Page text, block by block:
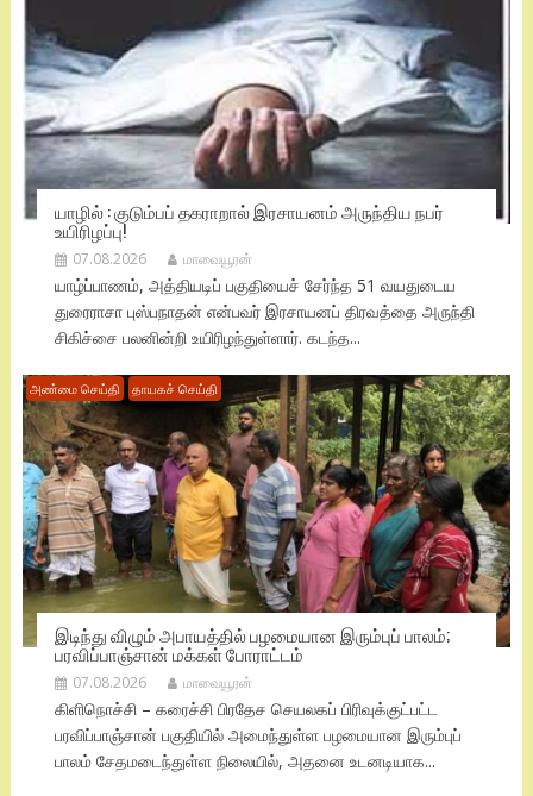
யாழில் : குடும்பப் தகராறால் இரசாயனம் அருந்திய நபர்
உயிரிழப்பு!
07.08.2026 மாவையூரன்
யாழ்ப்பாணம், அத்தியடிப் பகுதியைச் சேர்ந்த 51 வயதுடைய
துரைராசா புஸ்பநாதன் என்பவர் இரசாயனப் திரவத்தை அருந்தி
சிகிச்சை பலனின்றி உயிரிழந்துள்ளார். கடந்த...
அண்மை செய்தி தாயகச் செய்தி
இடிந்து விழும் அபாயத்தில் பழமையான இரும்புப் பாலம்;
பரவிப்பாஞ்சான் மக்கள் போராட்டம்
07.08.2026 மாவையூரன்
கிளிநொச்சி – கரைச்சி பிரதேச செயலகப் பிரிவுக்குட்பட்ட
பரவிப்பாஞ்சான் பகுதியில் அமைந்துள்ள பழமையான இரும்புப்
பாலம் சேதமடைந்துள்ள நிலையில், அதனை உடனடியாக...